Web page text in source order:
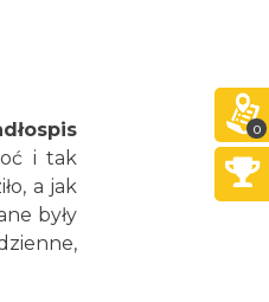
i tak
a jak
były
0